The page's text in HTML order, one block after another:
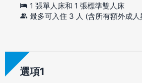
1 張單人床和 1 張標準雙人床
最多可入住 3 人 (含所有額外成人
選項